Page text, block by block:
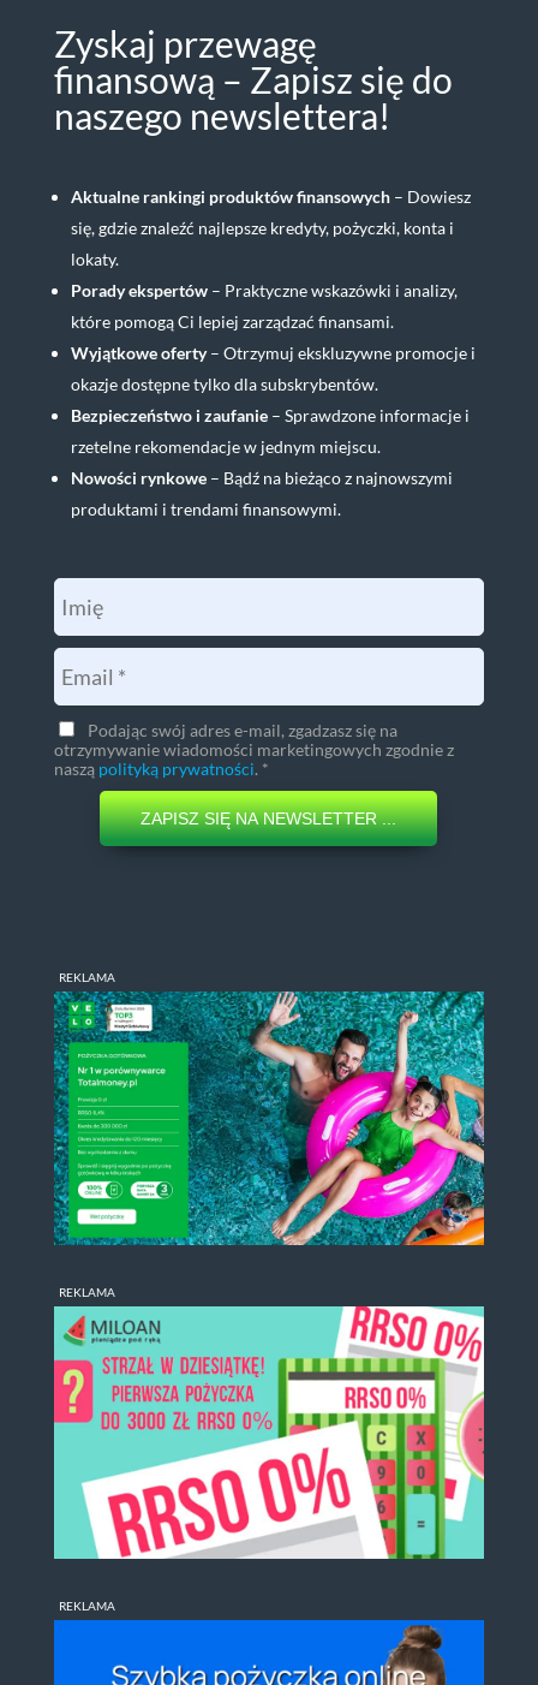
Zyskaj przewagę
finansową – Zapisz się do
naszego newslettera!
Aktualne rankingi produktów finansowych– Dowiesz
się, gdzie znaleźć najlepsze kredyty, pożyczki, konta i
lokaty.
Porady ekspertów– Praktyczne wskazówki i analizy,
które pomogą Ci lepiej zarządzać finansami.
Wyjątkowe oferty– Otrzymuj ekskluzywne promocje i
okazje dostępne tylko dla subskrybentów.
Bezpieczeństwo i zaufanie– Sprawdzone informacje i
rzetelne rekomendacje w jednym miejscu.
Nowości rynkowe– Bądź na bieżąco z najnowszymi
produktami i trendami finansowymi.
Podając swój adres e-mail, zgadzasz się na
otrzymywanie wiadomości marketingowych zgodnie z
naszą polityką prywatności. *
ZAPISZ SIĘ NA NEWSLETTER ...
REKLAMA
REKLAMA
REKLAMA